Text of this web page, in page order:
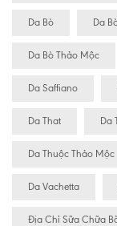
Da Bò Da
Da Bò Thảo Mộc
Da Saffiano
Da That Da
Da Thuộc Thảo Mộc
Da Vachetta
Địa Chỉ Sữa Chữa